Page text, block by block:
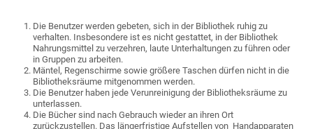
Die Benutzer werden gebeten, sich in der Bibliothek ruhig zu
verhalten. Insbesondere ist es nicht gestattet, in der Bibliothek
Nahrungsmittel zu verzehren, laute Unterhaltungen zu führen oder
in Gruppen zu arbeiten.
Mäntel, Regenschirme sowie größere Taschen dürfen nicht in die
Bibliotheksräume mitgenommen werden.
Die Benutzer haben jede Verunreinigung der Bibliotheksräume zu
unterlassen.
Die Bücher sind nach Gebrauch wieder an ihren Ort
zurückzustellen. Das längerfristige Aufstellen von Handapparaten